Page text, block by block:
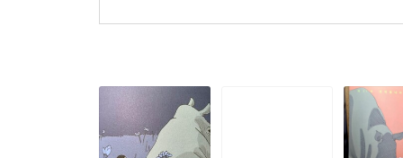
더러운 웅덩이 속에 빛나는 별이 있다는 사실도
이 책이 작은 버팀목이 되어 주리라 믿는다._송수